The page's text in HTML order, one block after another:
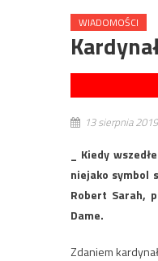
WIADOMOŚCI
13 sierpnia 2019
_ Kiedy
niejako symbol
Robert Sarah,
Dame.
Zdaniem